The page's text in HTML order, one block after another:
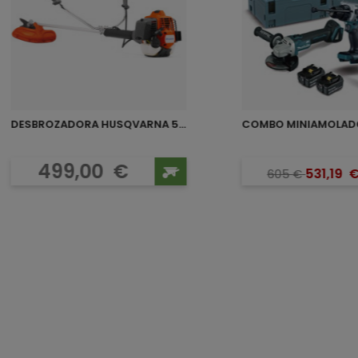
DESBROZADORA HUSQVARNA 543RS
Precio
499,00 € 605€ 531,19